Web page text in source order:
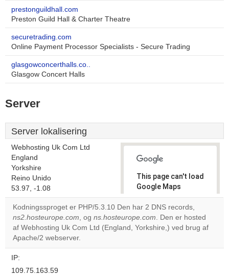
prestonguildhall.com
Preston Guild Hall & Charter Theatre
securetrading.com
Online Payment Processor Specialists - Secure Trading
glasgowconcerthalls.co..
Glasgow Concert Halls
Server
Server lokalisering
Webhosting Uk Com Ltd
England
Yorkshire
Reino Unido
53.97, -1.08
This page can't load
Google Maps
correctly.
Do you
own this
OK
Kodningssproget er PHP/5.3.10 Den har 2 DNS records,
ns2.hosteurope.com, og ns.hosteurope.com. Den er hosted
af Webhosting Uk Com Ltd (England, Yorkshire,) ved brug af
Apache/2 webserver.
IP:
109.75.163.59